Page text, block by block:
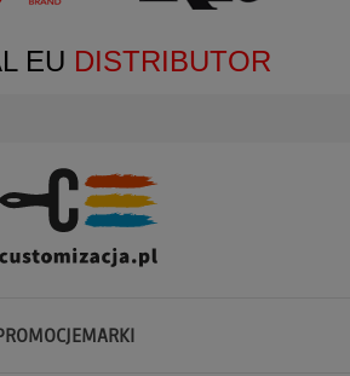
EU DISTRIBUTOR
MARKI